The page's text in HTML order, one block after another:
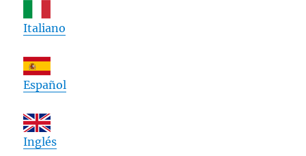
Italiano
Español
Inglés